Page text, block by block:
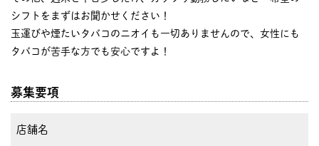
シフトをまずはお聞かせください！
玉運びや煙たいタバコのニオイも一切ありませんので、女性にも
タバコが苦手な方でも安心ですよ！
募集要項
店舗名